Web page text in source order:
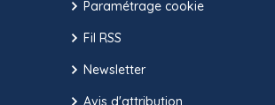
Paramétrage cookie
Fil RSS
Newsletter
Avis d'attribution